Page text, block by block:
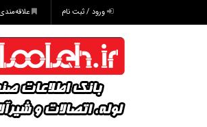
ورود / ثبت نام